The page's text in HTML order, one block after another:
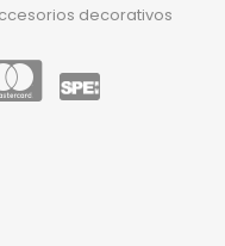
decorativos